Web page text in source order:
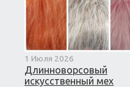
1 Июля 2026
Длинноворсовый
искусственный мех